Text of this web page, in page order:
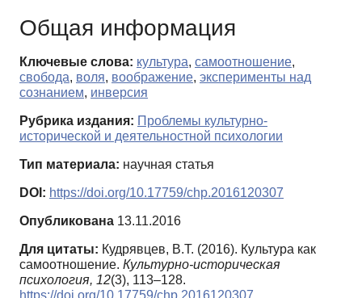
Общая информация
Ключевые слова: культура, самоотношение,
свобода, воля, воображение, эксперименты над
сознанием, инверсия
Рубрика издания: Проблемы культурно-
исторической и деятельностной психологии
Тип материала: научная статья
DOI: https://doi.org/10.17759/chp.2016120307
Опубликована 13.11.2016
Для цитаты: Кудрявцев, В.Т. (2016). Культура как
самоотношение. Культурно-историческая
психология, 12(3), 113–128.